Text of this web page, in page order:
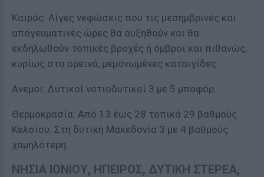
Καιρός: Λίγες νεφώσεις που τις μεσημβρινές και
απογευματινές ώρες θα αυξηθούν και θα
εκδηλωθούν τοπικές βροχές ή όμβροι και πιθανώς,
κυρίως στα ορεινά, μεμονωμένες καταιγίδες.
Ανεμοι: Δυτικοί νοτιοδυτικοί 3 με 5 μποφόρ.
Θερμοκρασία: Από 13 έως 28 τοπικά 29 βαθμούς
Κελσίου. Στη δυτική Μακεδονία 3 με 4 βαθμούς
χαμηλότερη.
ΝΗΣΙΑ ΙΟΝΙΟΥ, ΗΠΕΙΡΟΣ, ΔΥΤΙΚΗ ΣΤΕΡΕΑ,